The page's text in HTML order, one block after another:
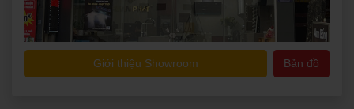
Giới thiệu Showroom Bản đồ